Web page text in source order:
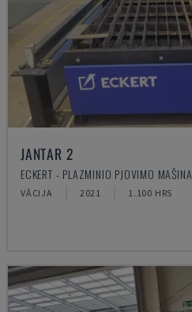
JANTAR 2
ECKERT - PLAZMINIO PJOVIMO MAŠINA
VĀCIJA 2021 1.100 HRS